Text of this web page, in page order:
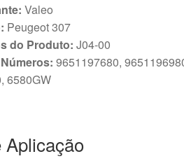
Valeo
Peugeot 307
do Produto: J04-00
9651197680,
6580GW
Aplicação